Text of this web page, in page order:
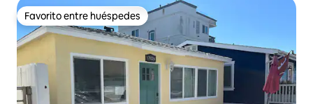
Favorito entre huéspedes
Favorito entre huéspedes